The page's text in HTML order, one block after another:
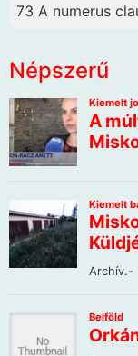
73 A numerus
Népszerű